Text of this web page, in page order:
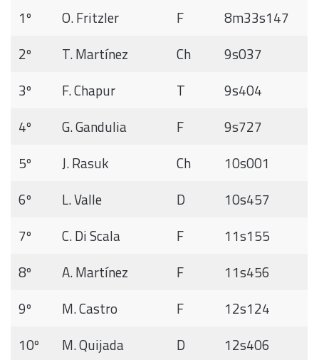
1º
O. Fritzler F
8m33s147
2º
T. Martínez Ch
9s037
3º
F. Chapur T
9s404
4º
G. Gandulia F
9s727
5º
J. Rasuk Ch
10s001
6º
L. Valle D
10s457
7º
C. Di Scala F
11s155
8º
A. Martínez F
11s456
9º
M. Castro F
12s124
10º
M. Quijada D
12s406